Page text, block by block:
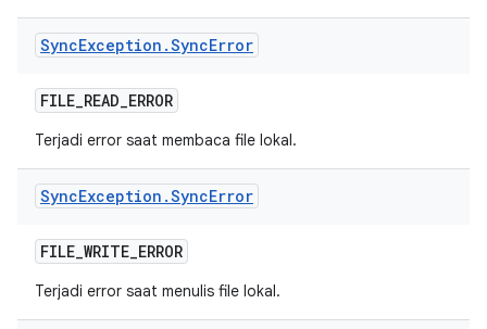
SyncException .SyncError
FILE_READ_ERROR
Terjadi error saat membaca file lokal.
SyncException .SyncError
FILE_WRITE_ERROR
Terjadi error saat menulis file lokal.